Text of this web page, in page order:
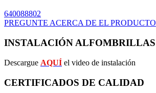
640088802
PREGUNTE ACERCA DE EL PRODUCTO
INSTALACIÓN ALFOMBRILLAS
Descargue AQUÍ el video de instalación
CERTIFICADOS DE CALIDAD